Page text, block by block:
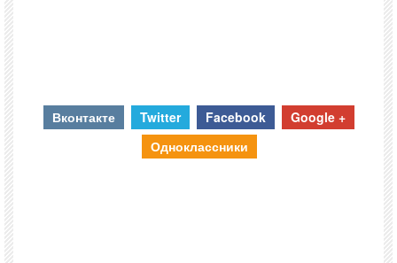
Вконтакте Twitter Facebook
Google +
Одноклассники